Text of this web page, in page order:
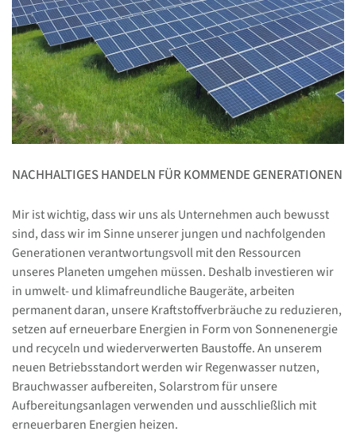
NACHHALTIGES HANDELN FÜR KOMMENDE GENERATIONEN
Mir ist wichtig, dass wir uns als Unternehmen auch bewusst
sind, dass wir im Sinne unserer jungen und nachfolgenden
Generationen verantwortungsvoll mit den Ressourcen
unseres Planeten umgehen müssen. Deshalb investieren wir
in umwelt- und klimafreundliche Baugeräte, arbeiten
permanent daran, unsere Kraftstoffverbräuche zu reduzieren,
setzen auf erneuerbare Energien in Form von Sonnenenergie
und recyceln und wiederverwerten Baustoffe. An unserem
neuen Betriebsstandort werden wir Regenwasser nutzen,
Brauchwasser aufbereiten, Solarstrom für unsere
Aufbereitungsanlagen verwenden und ausschließlich mit
erneuerbaren Energien heizen.